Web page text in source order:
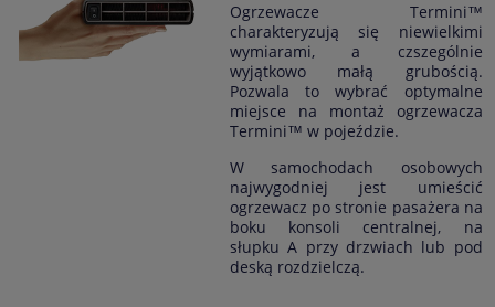
Ogrzewacze Termini™
charakteryzują się niewielkimi
wymiarami, a czszególnie
wyjątkowo małą grubością.
Pozwala to wybrać optymalne
miejsce na montaż ogrzewacza
Termini™ w pojeździe.
W samochodach osobowych
najwygodniej jest umieścić
ogrzewacz po stronie pasażera na
boku konsoli centralnej, na
słupku A przy drzwiach lub pod
deską rozdzielczą.